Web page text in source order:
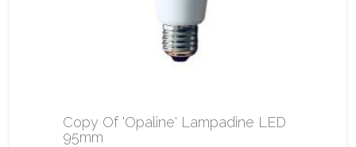
Copy Of 'Opaline' Lampadine LED
95mm